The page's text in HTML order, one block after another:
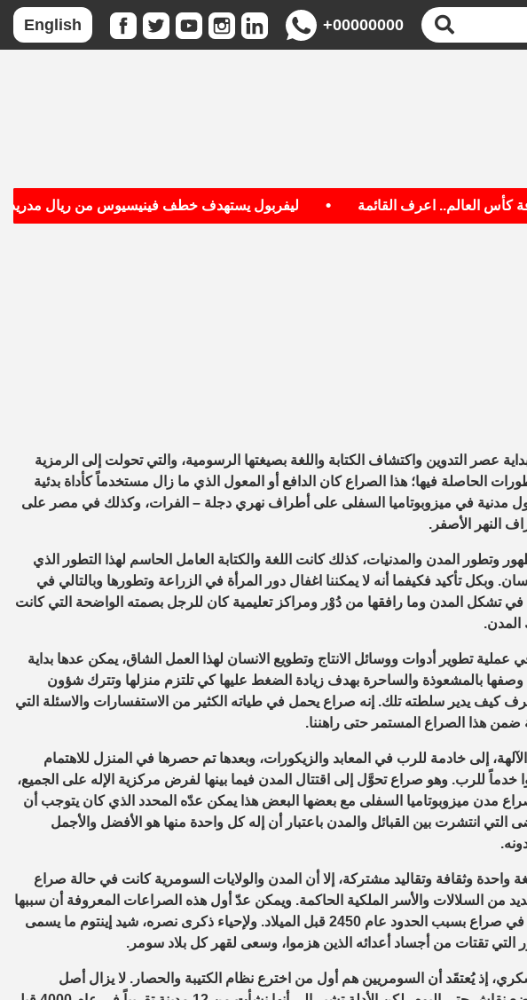
+00000000
English
العالم.. اعرف القائمة • ليفربول يستهدف خطف فينيسيوس من ريال مدريد •
بداية عصر التدوين واكتشاف الكتابة واللغة بصيغتها الرسومية، والتي تحولت إلى الرمزية
الحاصلة فيها؛ هذا الصراع كان الدافع أو المعول الذي ما زال مستخدماً كأداة بدئية
مدنية في ميزوبوتاميا السفلى على أطراف نهري دجلة – الفرات، وكذلك في مصر على
النهر الأصفر.
وتطور المدن والمدنيات، كذلك كانت اللغة والكتابة العامل الحاسم لهذا التطور الذي
وبكل تأكيد فكيفما أنه لا يمكننا اغفال دور المرأة في الزراعة وتطورها وبالتالي في
في تشكل المدن وما رافقها من دُوْر ومراكز تعليمية كان للرجل بصمته الواضحة التي كانت
المدن.
عملية تطوير أدوات ووسائل الانتاج وتطويع الانسان لهذا العمل الشاق، يمكن عدها بداية
وصفها بالمشعوذة والساحرة بهدف زيادة الضغط عليها كي تلتزم منزلها وتترك شؤون
كيف يدير سلطته تلك. إنه صراع يحمل في طياته الكثير من الاستفسارات والاسئلة التي
ضمن هذا الصراع المستمر حتى راهننا.
إلى خادمة للرب في المعابد والزيكورات، وبعدها تم حصرها في المنزل للاهتمام
خدماً للرب. وهو صراع تحوَّل إلى اقتتال المدن فيما بينها لفرض مركزية الإله على الجميع،
مدن ميزوبوتاميا السفلى مع بعضها البعض هذا يمكن عدّه المحدد الذي كان يتوجب أن
انتشرت بين القبائل والمدن باعتبار أن إله كل واحدة منها هو الأفضل والأجمل
وثقافة وتقاليد مشتركة، إلا أن المدن والولايات السومرية كانت في حالة صراع
من السلالات والأسر الملكية الحاكمة. ويمكن عدّ أول هذه الصراعات المعروفة أن سببها
كان ملك لاغاش (إينتوم) الذي هزم مدينة أوما في صراع بسبب الحدود عام 2450 قبل الميلاد. ولإحياء ذكرى نصره، شيد إينتوم ما يسمى
تقتات من أجساد أعدائه الذين هزموا، وسعى لقهر كل بلاد سومر.
إذ يُعتقَد أن السومريين هم أول من اخترع نظام الكتيبة والحصار. لا يزال أصل